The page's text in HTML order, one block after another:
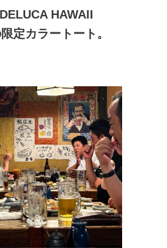
HAWAII
定カラートート。